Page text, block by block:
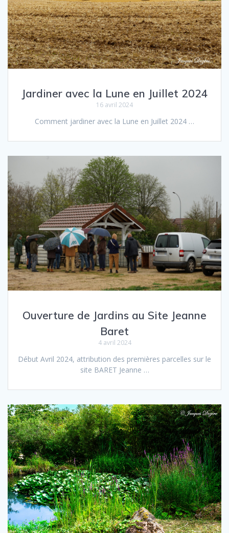
Jardiner avec la Lune en Juillet 2024
16 avril 2024
Comment jar­diner avec la Lune en Juillet 2024 …
Ouverture de Jardins au Site Jeanne
Baret
4 avril 2024
Début Avril 2024, attri­bu­tion des pre­mières par­celles sur le
site BARET Jeanne …